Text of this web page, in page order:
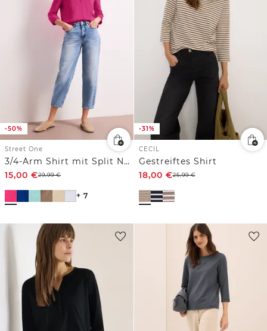
-50%
Street One
3/4-Arm Shirt mit Split Neck und Knöpfen
15,00 €29,99€
+ 7
-31%
CECIL
Gestreiftes Shirt
18,00 €25,99€